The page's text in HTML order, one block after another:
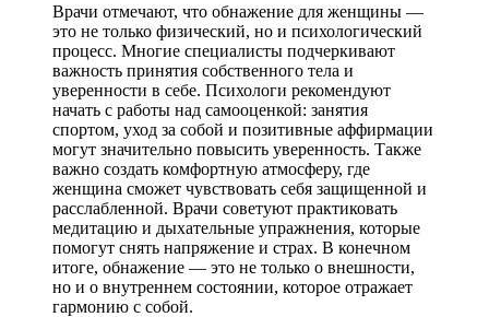
Врачи отмечают, что обнажение для женщины —
это не только физический, но и психологический
процесс. Многие специалисты подчеркивают
важность принятия собственного тела и
уверенности в себе. Психологи рекомендуют
начать с работы над самооценкой: занятия
спортом, уход за собой и позитивные аффирмации
могут значительно повысить уверенность. Также
важно создать комфортную атмосферу, где
женщина сможет чувствовать себя защищенной и
расслабленной. Врачи советуют практиковать
медитацию и дыхательные упражнения, которые
помогут снять напряжение и страх. В конечном
итоге, обнажение — это не только о внешности,
но и о внутреннем состоянии, которое отражает
гармонию с собой.